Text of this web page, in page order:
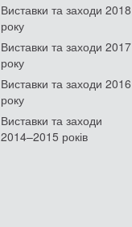
Виставки та заходи 2018
року
Виставки та заходи 2017
року
Виставки та заходи 2016
року
Виставки та заходи
2014–2015 років